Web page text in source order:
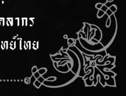
14 กรกฎาคม 2026
การนำเข้าหรือ
จดทะเบียนสถา
มือแพทย์ก่อนเท่า